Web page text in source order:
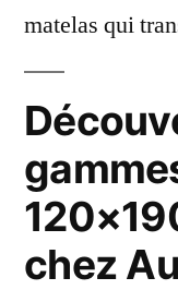
matelas qui
chez